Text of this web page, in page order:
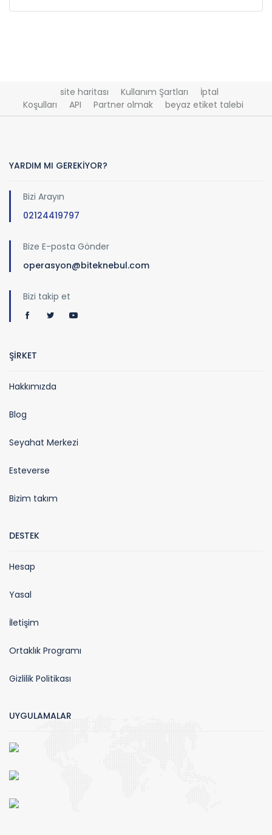
site haritası Kullanım Şartları
İptal
Koşulları
API Partner olmak beyaz etiket talebi
YARDIM MI GEREKİYOR?
Bizi Arayın
02124419797
Bize E-posta Gönder
operasyon@biteknebul.com
Bizi takip et
ŞİRKET
Hakkımızda
Blog
Seyahat Merkezi
Esteverse
Bizim takım
DESTEK
Hesap
Yasal
İletişim
Ortaklık Programı
Gizlilik Politikası
UYGULAMALAR